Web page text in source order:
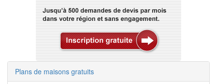
Plans de maisons gratuits